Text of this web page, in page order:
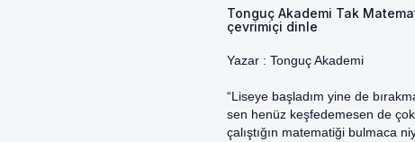
Tonguç Akademi Tak
çevrimiçi dinle
Yazar : Tonguç Akademi
“Liseye başladım yine de
sen henüz keşfedemesen de
çalıştığın matematiği bulmaca